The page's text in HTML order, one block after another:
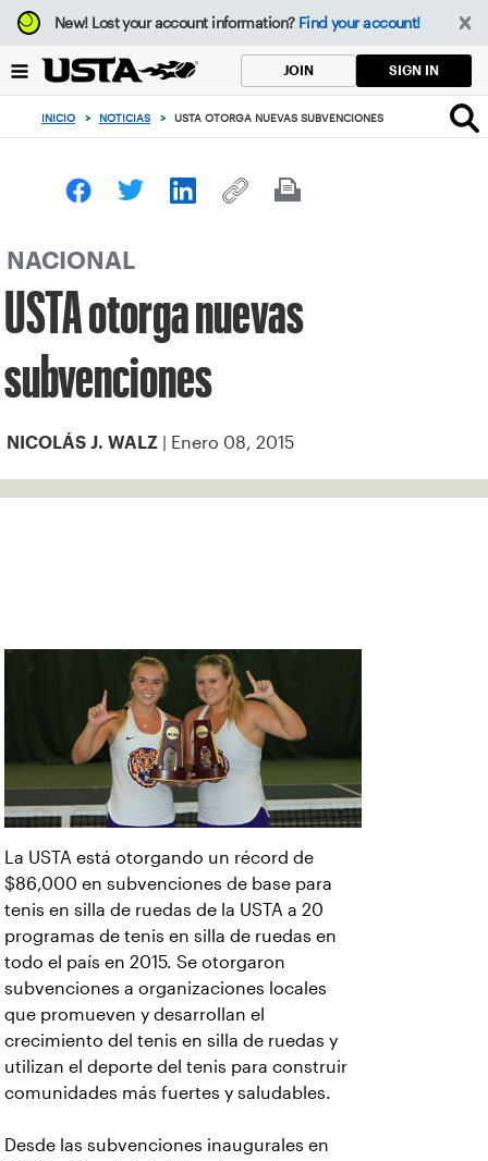
Enfoque
desde
botón
volver
principio
New!Lost your account information? Find your account!
JOIN SIGN IN
INICIO > NOTICIAS > USTA OTORGA NUEVAS SUBVENCIONES
NACIONAL
USTA otorga nuevas
subvenciones
NICOLÁS J. WALZ | Enero 08, 2015
La USTA está otorgando un récord de
$86,000 en subvenciones de base para
tenis en silla de ruedas de la USTA a 20
programas de tenis en silla de ruedas en
todo el país en 2015. Se otorgaron
subvenciones a organizaciones locales
que promueven y desarrollan el
crecimiento del tenis en silla de ruedas y
utilizan el deporte del tenis para construir
comunidades más fuertes y saludables.
Desde las subvenciones inaugurales en